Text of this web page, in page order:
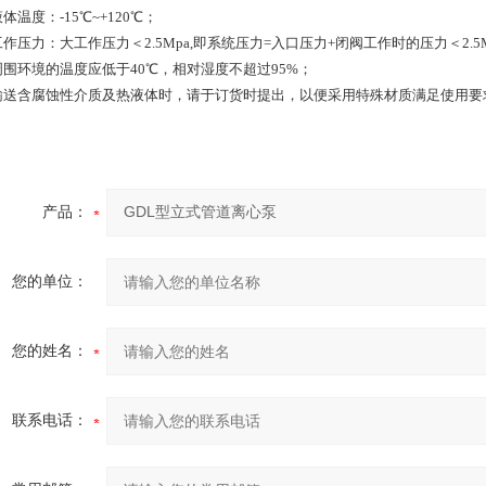
体温度：-15℃~+120℃；
作压力：大工作压力＜2.5Mpa,即系统压力=入口压力+闭阀工作时的压力＜
围环境的温度应低于40℃，相对湿度不超过95%；
送含腐蚀性介质及热液体时，请于订货时提出，以便采用特殊材质满足使用要
产品：
您的单位：
您的姓名：
联系电话：